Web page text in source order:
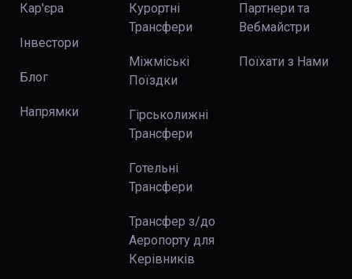
Кар'єра
Інвестори
Блог
Напрямки
Курортні
Трансфери
Міжміські
Поїздки
Гірськолижні
Трансфери
Готельні
Трансфери
Трансфер з/до
Аеропорту для
Керівників
Партнери та
Вебмайстри
Поїхати з Нами